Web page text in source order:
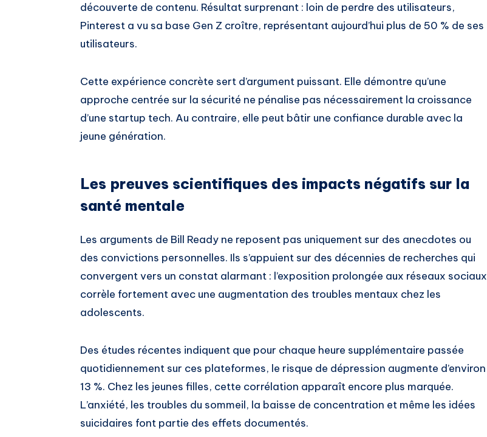
découverte de contenu. Résultat surprenant : loin de perdre des utilisateurs,
Pinterest a vu sa base Gen Z croître, représentant aujourd’hui plus de 50 % de ses
utilisateurs.
Cette expérience concrète sert d’argument puissant. Elle démontre qu’une
approche centrée sur la sécurité ne pénalise pas nécessairement la croissance
d’une startup tech. Au contraire, elle peut bâtir une confiance durable avec la
jeune génération.
Les preuves scientifiques des impacts négatifs sur la
santé mentale
Les arguments de Bill Ready ne reposent pas uniquement sur des anecdotes ou
des convictions personnelles. Ils s’appuient sur des décennies de recherches qui
convergent vers un constat alarmant : l’exposition prolongée aux réseaux sociaux
corrèle fortement avec une augmentation des troubles mentaux chez les
adolescents.
Des études récentes indiquent que pour chaque heure supplémentaire passée
quotidiennement sur ces plateformes, le risque de dépression augmente d’environ
13 %. Chez les jeunes filles, cette corrélation apparaît encore plus marquée.
L’anxiété, les troubles du sommeil, la baisse de concentration et même les idées
suicidaires font partie des effets documentés.